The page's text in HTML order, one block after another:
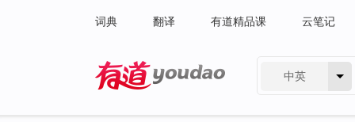
词典 翻译 有道精品课 云笔记
中英